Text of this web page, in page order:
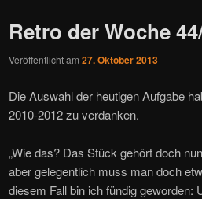
Retro der Woche
Veröffentlicht am 27. Oktober 2013
Die Auswahl der heutigen Aufgabe
2010-2012 zu verdanken.
„Wie das? Das Stück gehört doch
aber gelegentlich muss man doch
diesem Fall bin ich fündig